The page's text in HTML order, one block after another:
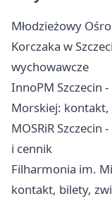
Młodzieżowy
Korczaka w
wychowawcze
InnoPM Szczecin
Morskiej: kontakt,
MOSRiR
i cennik
Filharmonia im.
kontakt, bilety,